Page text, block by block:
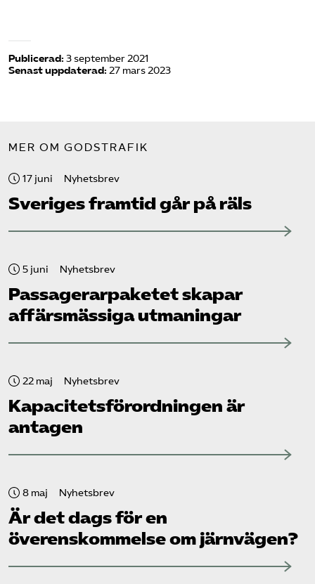
Publicerad: 3 september 2021
Senast uppdaterad: 27 mars 2023
MER OM GODSTRAFIK
17 juni Nyhetsbrev
Sveriges framtid går på räls
5 juni Nyhetsbrev
Passagerarpaketet skapar
affärsmässiga utmaningar
22 maj Nyhetsbrev
Kapacitets­förordningen är
antagen
8 maj Nyhetsbrev
Är det dags för en
överenskommelse om järnvägen?